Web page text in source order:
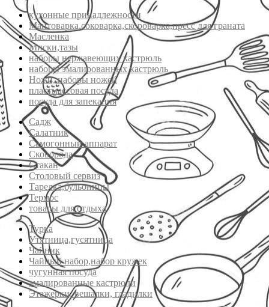
кухонные принадлежности
Мантоварка,соковарка,скороварка,пресс для граната
Масленка
Миски,тазы
наборы нержавеющих кастрюль
наборы эмалированных кастрюль
Ножи, наборы ножей
пластмассовая посуда
посуда для запекания
Садж
Салатник
Самогонный аппарат
Сковорода
Стакан
Столовый сервиз
Тарелка,бульоницы
Термос
товары для отдыха
Турка
Утятница,гусятница
Чайник
Чайный набор,набор кружек
чугунная посуда
эмалированные кастрюли
Этажерки, вешалки, гладилки